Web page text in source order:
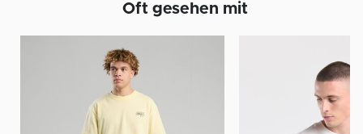
Oft gesehen mit